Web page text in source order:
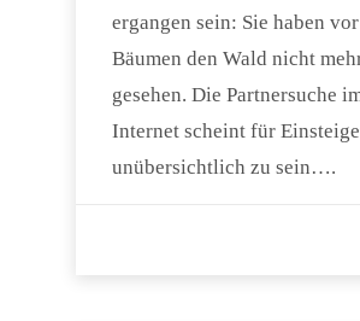
ergangen sein: Sie haben
Bäumen den Wald nicht
gesehen. Die Partnersuche
Internet scheint für
unübersichtlich zu sein….